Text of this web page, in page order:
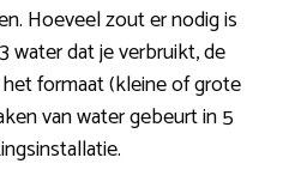
Hoeveel zout er nodig is
water dat je verbruikt, de
formaat (kleine of grote
van water gebeurt in 5